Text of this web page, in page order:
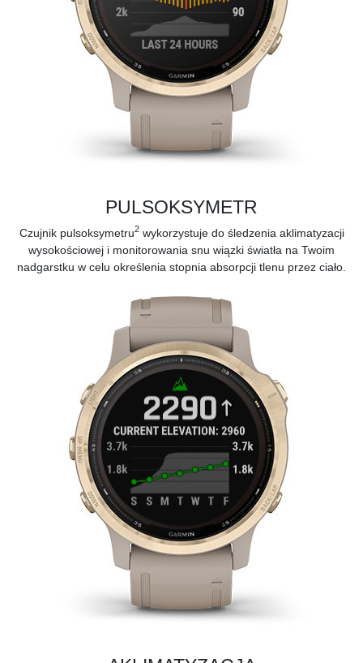
PULSOKSYMETR
Czujnik pulsoksymetru2 wykorzystuje do śledzenia aklimatyzacji
wysokościowej i monitorowania snu wiązki światła na Twoim
nadgarstku w celu określenia stopnia absorpcji tlenu przez ciało.